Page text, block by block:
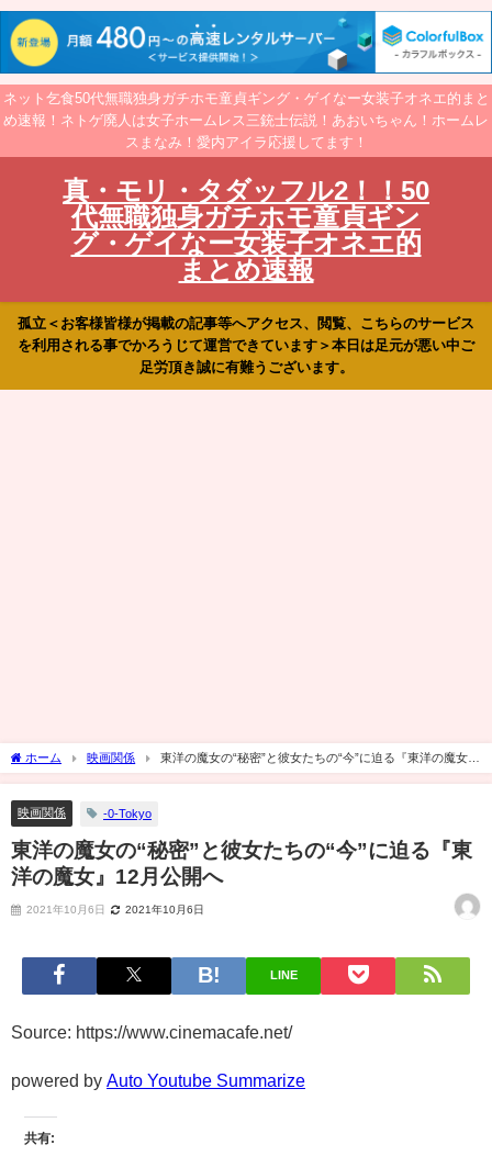
ネット乞食50代無職独身ガチホモ童貞ギング・ゲイなー女装子オネエ的まと
め速報！ネトゲ廃人は女子ホームレス三銃士伝説！あおいちゃん！ホームレ
スまなみ！愛内アイラ応援してます！
真・モリ・タダッフル2！！50
代無職独身ガチホモ童貞ギン
グ・ゲイなー女装子オネエ的
まとめ速報
孤立＜お客様皆様が掲載の記事等へアクセス、閲覧、こちらのサービス
を利用される事でかろうじて運営できています＞本日は足元が悪い中ご
足労頂き誠に有難うございます。
ホーム 映画関係
東洋の魔女の“秘密”と彼女たちの“今”に迫る『東洋の魔女』
12月公開へ
映画関係 -0-Tokyo
東洋の魔女の“秘密”と彼女たちの“今”に迫る『東
洋の魔女』12月公開へ
2021年10月6日 2021年10月6日
LINE
Source: https://www.cinemacafe.net/
powered by Auto Youtube Summarize
共有: